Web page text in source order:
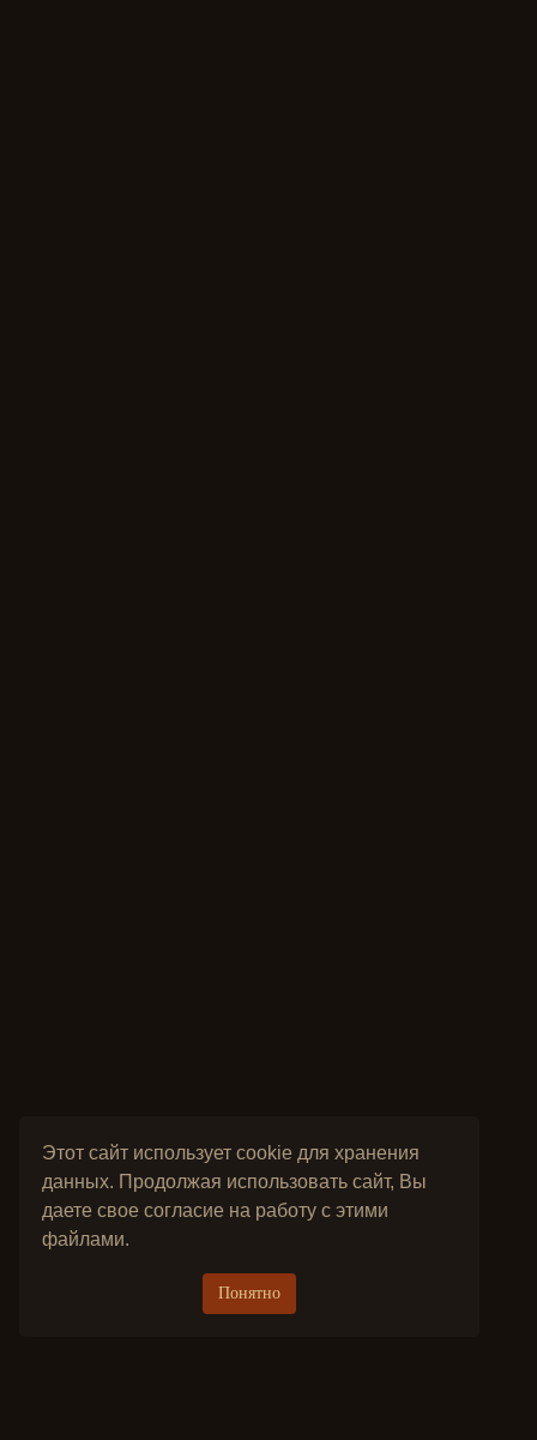
Этот сайт использует cookie для хранения
данных. Продолжая использовать сайт, Вы
даете свое согласие на работу с этими
файлами.
Понятно